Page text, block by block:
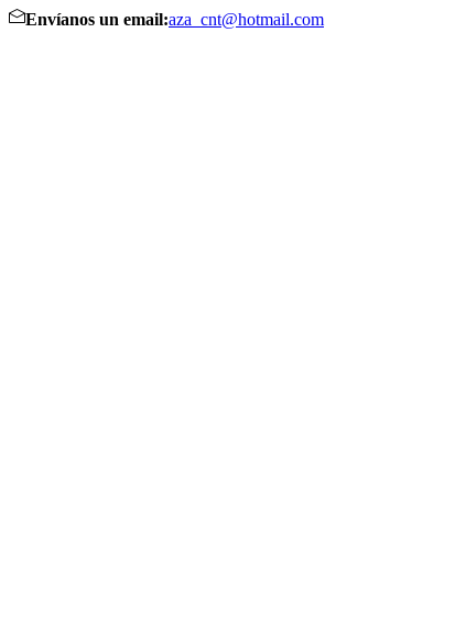
Envíanos un email:aza_cnt@hotmail.com